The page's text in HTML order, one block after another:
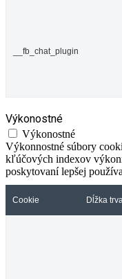
__fb_chat_plugin
Výkonostné
Výkonostné
Výkonnostné súbory
kľúčových indexov
poskytovaní lepšej
Cookie Dĺžka